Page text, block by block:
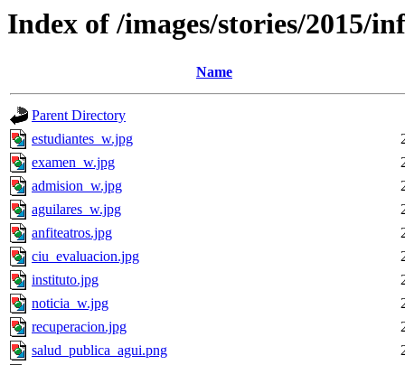
Index of /images/stories/2015/
Name
Parent Directory
estudiantes_w.jpg
examen_w.jpg
admision_w.jpg
aguilares_w.jpg
anfiteatros.jpg
ciu_evaluacion.jpg
instituto.jpg
noticia_w.jpg
recuperacion.jpg
salud_publica_agui.png